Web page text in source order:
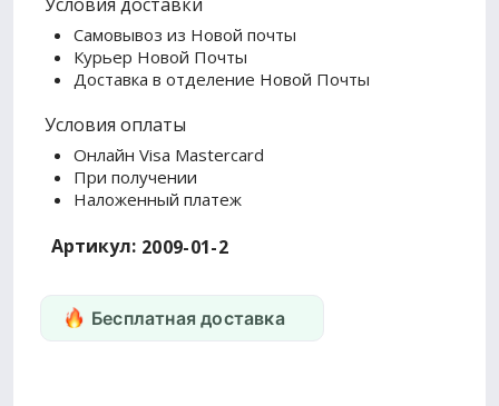
Самовывоз из Новой почты
Курьер Новой Почты
Доставка в отделение Новой Почты
Условия оплаты
Онлайн Visa Mastercard
При получении
Наложенный платеж
Артикул: 2009-01-2
Бесплатная доставка